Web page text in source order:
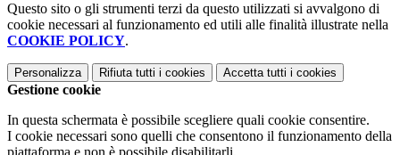
Questo sito o gli strumenti terzi da questo utilizzati si avvalgono di
cookie necessari al funzionamento ed utili alle finalità illustrate nella
COOKIE POLICY.
Personalizza Rifiuta tutti i cookies Accetta tutti i cookies
Gestione cookie
In questa schermata è possibile scegliere quali cookie consentire.
I cookie necessari sono quelli che consentono il funzionamento della
piattaforma e non è possibile disabilitarli.